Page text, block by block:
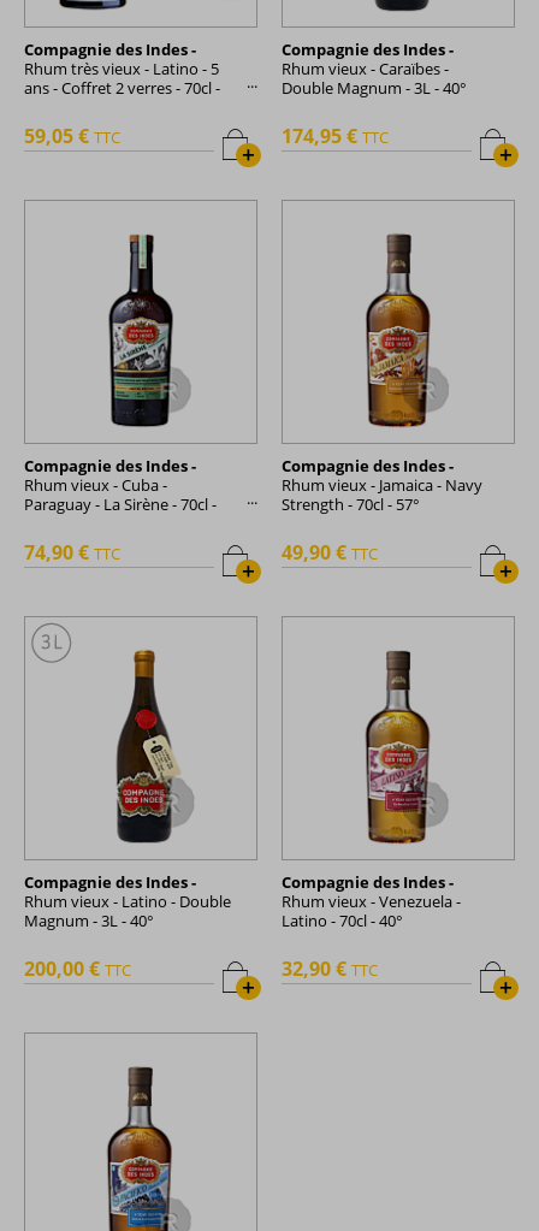
Compagnie des Indes -
Rhum très vieux - Latino - 5
ans - Coffret 2 verres - 70cl -
+
59,05 € TTC
Compagnie des Indes -
Rhum vieux - Caraïbes -
Double Magnum - 3L - 40°
+
174,95 € TTC
Compagnie des Indes -
Rhum vieux - Cuba -
Paraguay - La Sirène - 70cl -
+
74,90 € TTC
Compagnie des Indes -
Rhum vieux - Jamaica - Navy
Strength - 70cl - 57°
+
49,90 € TTC
Compagnie des Indes -
Rhum vieux - Latino - Double
Magnum - 3L - 40°
+
200,00 € TTC
Compagnie des Indes -
Rhum vieux - Venezuela -
Latino - 70cl - 40°
+
32,90 € TTC